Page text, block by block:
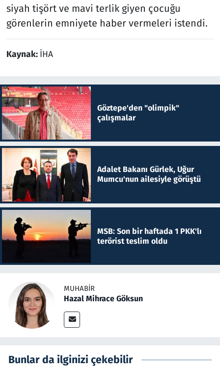
siyah tişört ve mavi terlik giyen çocuğu
görenlerin emniyete haber vermeleri istendi.
Kaynak: İHA
Göztepe'den "olimpik"
çalışmalar
Adalet Bakanı Gürlek, Uğur
Mumcu'nun ailesiyle görüştü
MSB: Son bir haftada 1 PKK'lı
terörist teslim oldu
MUHABIR
Hazal Mihrace Göksun
Bunlar da ilginizi çekebilir